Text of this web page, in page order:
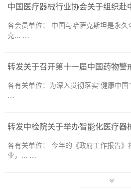
中国医疗器械行业协会关于组织赴
各会员单位： 中国与哈萨克斯坦是永
克... …
各有关单位：为深入贯彻落实“健康中
…
各有关单位： 今年的《政府工作报告》
业，... …